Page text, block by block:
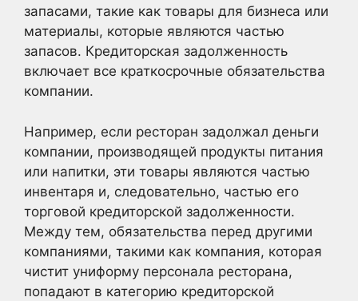
запасами, такие как товары для бизнеса или
материалы, которые являются частью
запасов. Кредиторская задолженность
включает все краткосрочные обязательства
компании.
Например, если ресторан задолжал деньги
компании, производящей продукты питания
или напитки, эти товары являются частью
инвентаря и, следовательно, частью его
торговой кредиторской задолженности.
Между тем, обязательства перед другими
компаниями, такими как компания, которая
чистит униформу персонала ресторана,
попадают в категорию кредиторской